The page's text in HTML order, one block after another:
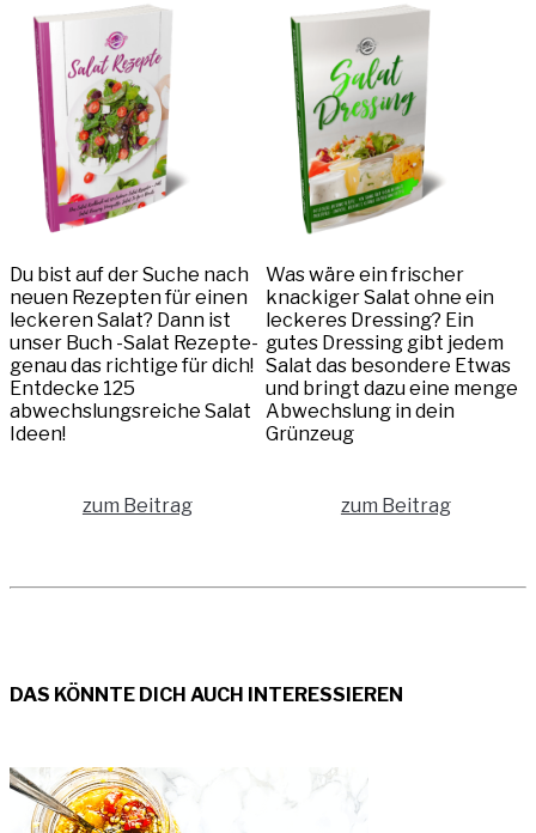
Du bist auf der Suche nach
neuen Rezepten für einen
leckeren Salat? Dann ist
unser Buch -Salat Rezepte-
genau das richtige für dich!
Entdecke 125
abwechslungsreiche Salat
Ideen!
zum Beitrag
Was wäre ein frischer
knackiger Salat ohne ein
leckeres Dressing? Ein
gutes Dressing gibt jedem
Salat das besondere Etwas
und bringt dazu eine menge
Abwechslung in dein
Grünzeug
zum Beitrag
DAS KÖNNTE DICH AUCH INTERESSIEREN